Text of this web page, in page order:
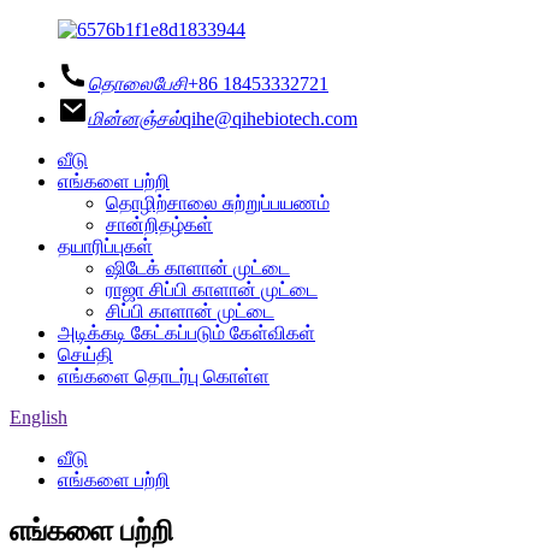
தொலைபேசி+86 18453332721
மின்னஞ்சல்qihe@qihebiotech.com
வீடு
எங்களை பற்றி
தொழிற்சாலை சுற்றுப்பயணம்
சான்றிதழ்கள்
தயாரிப்புகள்
ஷிடேக் காளான் முட்டை
ராஜா சிப்பி காளான் முட்டை
சிப்பி காளான் முட்டை
அடிக்கடி கேட்கப்படும் கேள்விகள்
செய்தி
எங்களை தொடர்பு கொள்ள
English
வீடு
எங்களை பற்றி
எங்களை பற்றி